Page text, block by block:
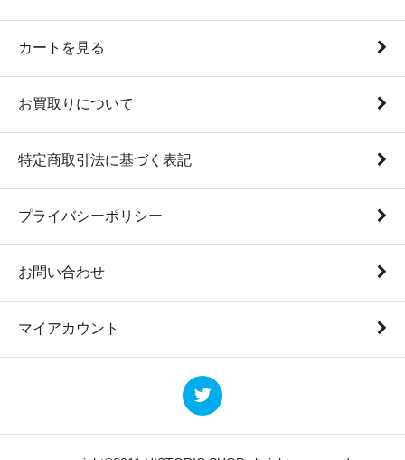
カートを見る
お買取りについて
特定商取引法に基づく表記
プライバシーポリシー
お問い合わせ
マイアカウント